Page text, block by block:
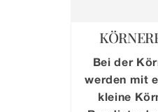
Bei der
werden mit
kleine